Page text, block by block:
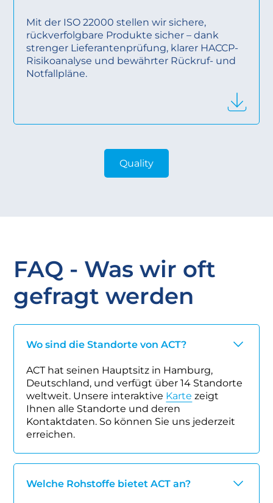
Mit der ISO 22000 stellen wir sichere,
rückverfolgbare Produkte sicher – dank
strenger Lieferantenprüfung, klarer HACCP-
Risikoanalyse und bewährter Rückruf- und
Notfallpläne.
Quality
FAQ - Was wir oft
gefragt werden
Wo sind die Standorte von ACT?
ACT hat seinen Hauptsitz in Hamburg,
Deutschland, und verfügt über 14 Standorte
weltweit. Unsere interaktive Karte zeigt
Ihnen alle Standorte und deren
Kontaktdaten. So können Sie uns jederzeit
erreichen.
Welche Rohstoffe bietet ACT an?